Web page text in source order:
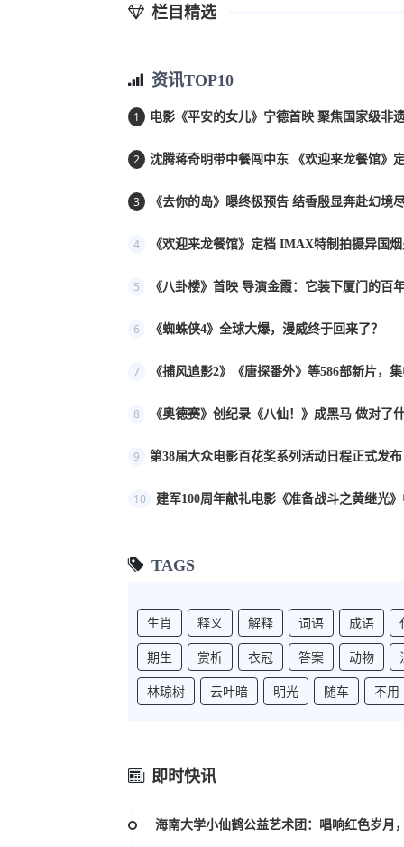
栏目精选
资讯TOP10
1 电影《平安的女儿》宁德首映 聚焦国家级非
2 沈腾蒋奇明带中餐闯中东 《欢迎来龙餐馆》
3 《去你的岛》曝终极预告 结香殷显奔赴幻境
4 《欢迎来龙餐馆》定档 IMAX特制拍摄异国
5 《八卦楼》首映 导演金霞：它装下厦门的百
6 《蜘蛛侠4》全球大爆，漫威终于回来了？
7 《捕风追影2》《唐探番外》等586部新片，
8 《奥德赛》创纪录《八仙！》成黑马 做对了
9 第38届大众电影百花奖系列活动日程正式发布
10 建军100周年献礼电影《准备战斗之黄继光
TAGS
生肖 释义 解释 词语 成语
期生
赏析 衣冠 答案 动物
林琼树
云叶暗 明光 随车 不用
即时快讯
海南大学小仙鹤公益艺术团：唱响红色岁月